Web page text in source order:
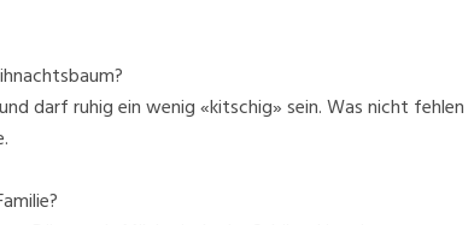
darf ruhig ein wenig «kitschig» sein. Was nicht fehlen